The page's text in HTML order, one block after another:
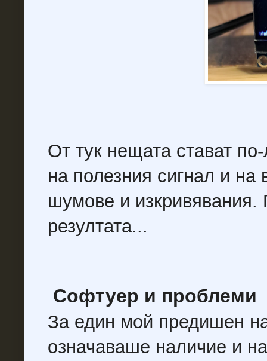
От тук нещата стават
на полезния сигнал и на
шумове и
резултата...
Софтуер и проблеми
За един мой предишен
означаваше наличие и